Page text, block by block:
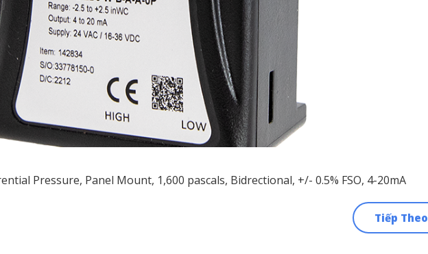
Pressure, Panel Mount, 1,600 pascals, Bidrectional, +/- 0.5% FSO, 4-20mA
Tiếp Theo